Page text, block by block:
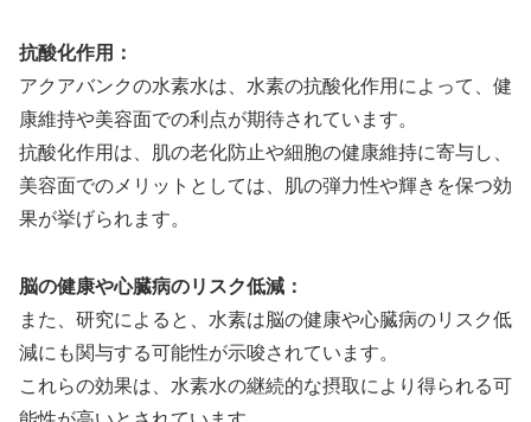
抗酸化作用：
アクアバンクの水素水は、水素の抗酸化作用によって、健
康維持や美容面での利点が期待されています。
抗酸化作用は、肌の老化防止や細胞の健康維持に寄与し、
美容面でのメリットとしては、肌の弾力性や輝きを保つ効
果が挙げられます。
脳の健康や心臓病のリスク低減：
また、研究によると、水素は脳の健康や心臓病のリスク低
減にも関与する可能性が示唆されています。
これらの効果は、水素水の継続的な摂取により得られる可